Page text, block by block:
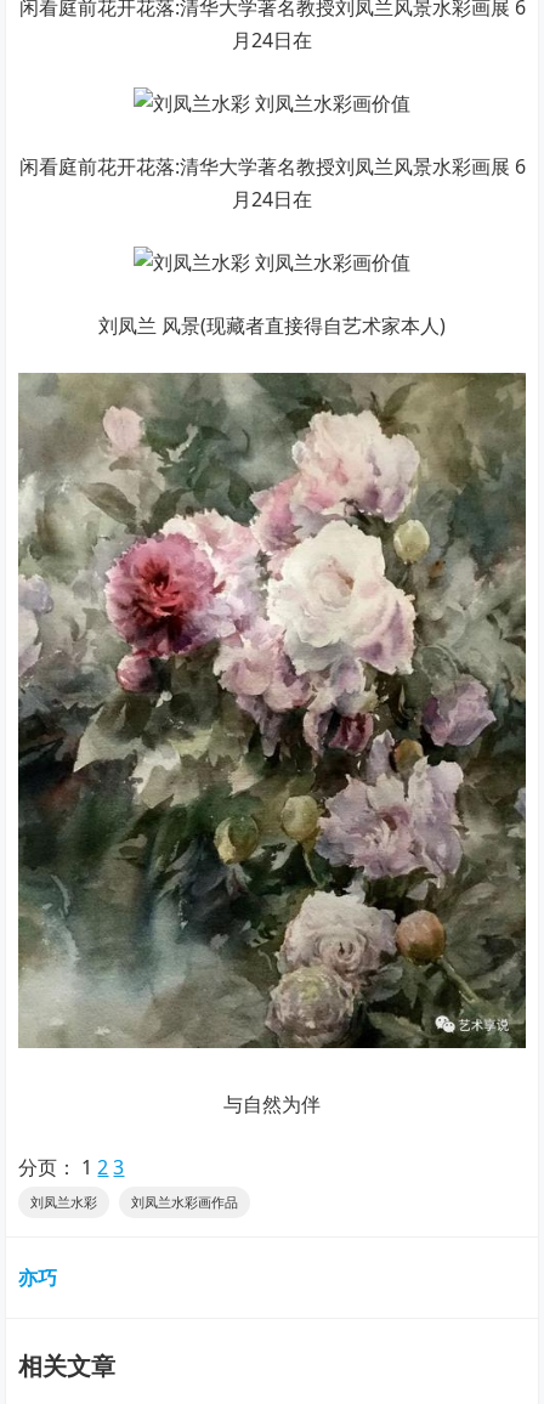
闲看庭前花开花落:清华大学著名教授刘凤兰风景水彩画展 6
月24日在
闲看庭前花开花落:清华大学著名教授刘凤兰风景水彩画展 6
月24日在
刘凤兰 风景(现藏者直接得自艺术家本人)
与自然为伴
分页： 1 2 3
刘凤兰水彩 刘凤兰水彩画作品
亦巧
相关文章